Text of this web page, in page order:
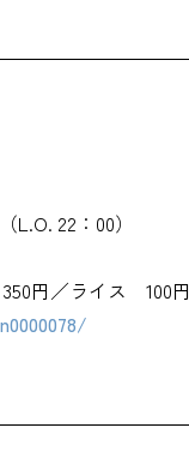
L.O. 22：00）
円／ライス 100円